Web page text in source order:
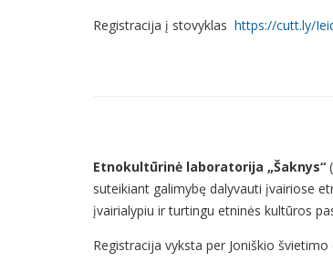
Registracija į stovyklas https://cutt.ly/
Etnokultūrinė laboratorija „Šaknys“
suteikiant galimybę dalyvauti įvairiose
įvairialypiu ir turtingu etninės kultūros
Registracija vyksta per Joniškio švietimo